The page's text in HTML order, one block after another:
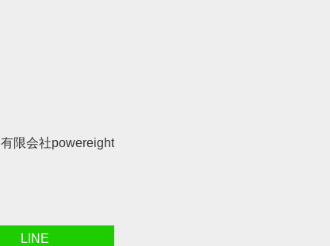
有限会社powereight
LINE